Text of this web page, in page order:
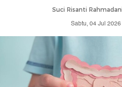
Suci Risanti
Sabtu, 04 Jul